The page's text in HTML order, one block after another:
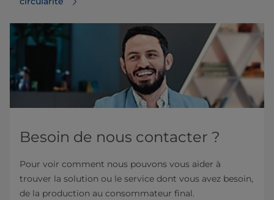
Besoin de nous contacter ?
Pour voir comment nous pouvons vous aider à
trouver la solution ou le service dont vous avez besoin,
de la production au consommateur final.